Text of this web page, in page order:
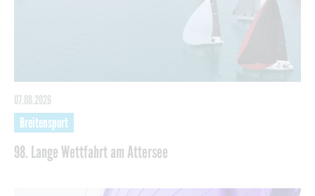
98. Lange Wettfahrt am Attersee
Breitensport
07.08.2026